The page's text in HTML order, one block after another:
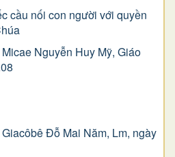
cầu nối con người với quyền
Nguyễn Huy Mỹ, Giáo
Ðỗ Mai Năm, Lm, ngày